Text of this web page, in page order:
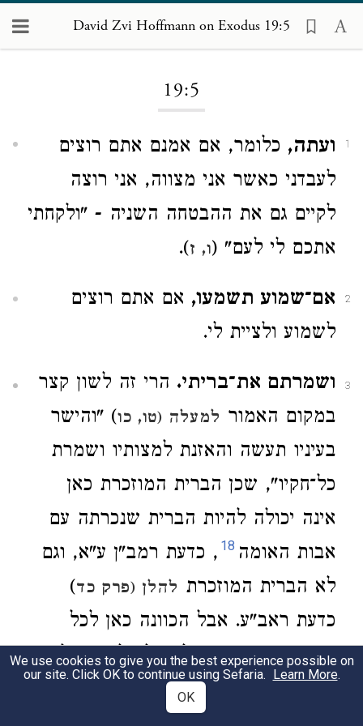
David Zvi Hoffmann on Exodus 19:5
19:5
1 ועתה, כלומר, אם אמנם אתם רוצים
לעבדני כאשר אני מצווה, אני רוצה
לקיים גם את ההבטחה השניה - "ולקחתי
אתכם לי לעם" (ו, ז).
2 אם־שמוע תשמעו, אם אתם רוצים
לשמוע ולציית לי.
3 ושמרתם את־בריתי. הרי זה לשון קצר
במקום האמור למעלה (טו, כו) "והישר
בעיניו תעשה והאזנת למצותיו ושמרת
כל־חקיו", שכן הברית המוזכרת כאן
אינה יכולה להיות הברית שנכרתה עם
אבות האומה 18 , כדעת רמב"ן ע"א, וגם
לא הברית המוזכרת להלן (פרק כד)
כדעת ראב"ע. אבל הכוונה כאן לכל
החובות שה' רוצה להטיל על ישראל
כתנאי מוקדם לקיום ההבטחה השניה.
We use cookies to give you the best experience possible on
our site. Click OK to continue using Sefaria. Learn More.
OK